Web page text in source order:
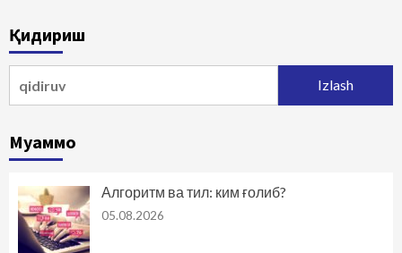
Қидириш
Муаммо
Алгоритм ва тил: ким ғолиб?
05.08.2026